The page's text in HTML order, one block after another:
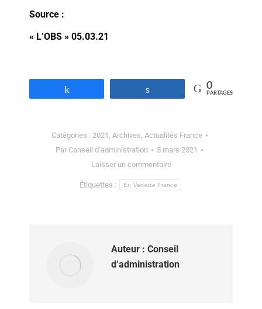
Source :
« L’OBS » 05.03.21
0
PARTAGES
Catégories : 2021 , Archives, Actualités France
Par Conseil d’administration
5 mars 2021
Laisser un commentaire
Étiquettes : En Vedette France
Auteur : Conseil
d’administration